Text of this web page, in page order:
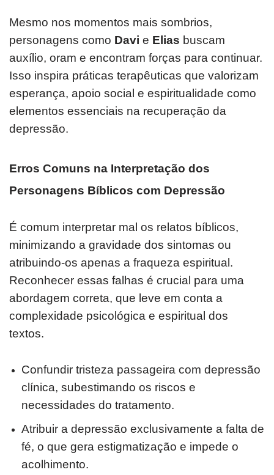
Mesmo nos momentos mais sombrios,
personagens como Davi e Elias buscam
auxílio, oram e encontram forças para continuar.
Isso inspira práticas terapêuticas que valorizam
esperança, apoio social e espiritualidade como
elementos essenciais na recuperação da
depressão.
Erros Comuns na Interpretação dos
Personagens Bíblicos com Depressão
É comum interpretar mal os relatos bíblicos,
minimizando a gravidade dos sintomas ou
atribuindo-os apenas a fraqueza espiritual.
Reconhecer essas falhas é crucial para uma
abordagem correta, que leve em conta a
complexidade psicológica e espiritual dos
textos.
Confundir tristeza passageira com depressão
clínica, subestimando os riscos e
necessidades do tratamento.
Atribuir a depressão exclusivamente a falta de
fé, o que gera estigmatização e impede o
acolhimento.